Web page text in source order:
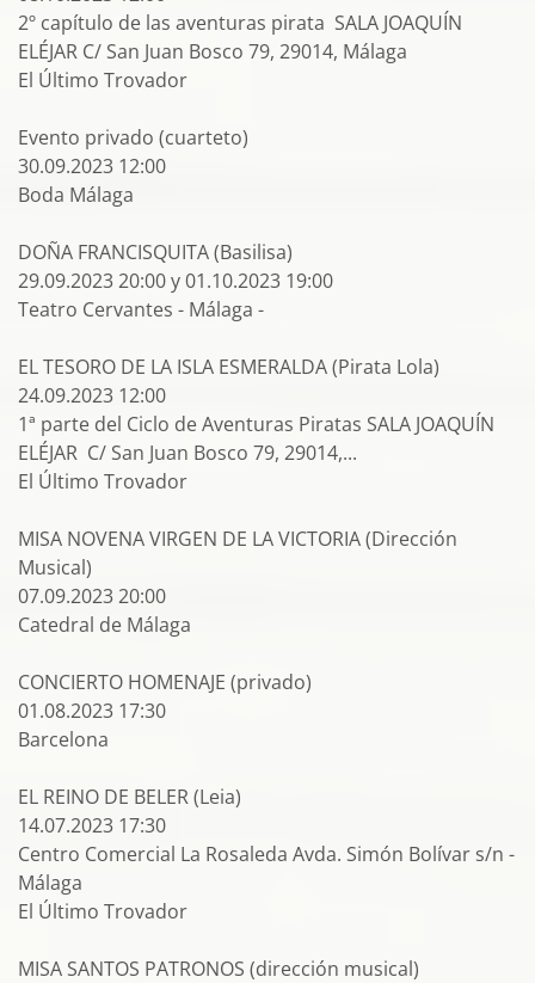
2º capítulo de las aventuras pirata SALA JOAQUÍN
ELÉJAR C/ San Juan Bosco 79, 29014, Málaga
El Último Trovador
Evento privado (cuarteto)
30.09.2023 12:00
Boda Málaga
DOÑA FRANCISQUITA (Basilisa)
29.09.2023 20:00 y 01.10.2023 19:00
Teatro Cervantes - Málaga -
EL TESORO DE LA ISLA ESMERALDA (Pirata Lola)
24.09.2023 12:00
1ª parte del Ciclo de Aventuras Piratas SALA JOAQUÍN
ELÉJAR C/ San Juan Bosco 79, 29014,...
El Último Trovador
MISA NOVENA VIRGEN DE LA VICTORIA (Dirección
Musical)
07.09.2023 20:00
Catedral de Málaga
CONCIERTO HOMENAJE (privado)
01.08.2023 17:30
Barcelona
EL REINO DE BELER (Leia)
14.07.2023 17:30
Centro Comercial La Rosaleda Avda. Simón Bolívar s/n -
Málaga
El Último Trovador
MISA SANTOS PATRONOS (dirección musical)